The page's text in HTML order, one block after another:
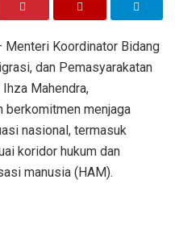
Menteri Koordinator Bidang
dan Pemasyarakatan
Mahendra,
berkomitmen menjaga
nasional, termasuk
koridor hukum dan
manusia (HAM).